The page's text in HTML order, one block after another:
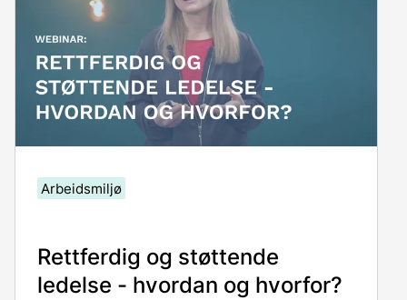
fra 14. mars 2023
Arbeidsmiljø
Rettferdig og støttende
ledelse - hvordan og hvorfor?